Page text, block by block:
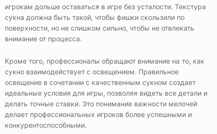
игрокам дольше оставаться в игре без усталости. Текстура
сукна должна быть такой, чтобы фишки скользили по
поверхности, но не слишком сильно, чтобы не отвлекать
внимание от процесса.
Кроме того, профессионалы обращают внимание на то, как
сукно взаимодействует с освещением. Правильное
освещение в сочетании с качественным сукном создает
идеальные условия для игры, позволяя видеть все детали и
делать точные ставки. Это понимание важности мелочей
делает профессиональных игроков более успешными и
конкурентоспособными.